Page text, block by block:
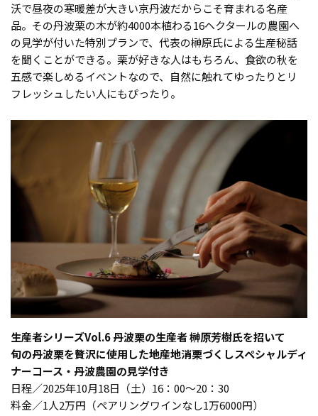
沃で昼夜の寒暖差が大きい京丹波だからこそ育まれる名産
品。その丹波栗の木が約4000本植わる16ヘクタールの農園へ
の見学が付いた特別プランで、代表の榊原氏による生産秘話
を聞くことができる。栗が好きな人はもちろん、食欲の秋を
五感で楽しめるイベントなので、自然に触れてゆったりとリ
フレッシュしたい人にもぴったり。
生産者シリーズVol.6 丹波栗の生産者 榊原芳樹氏を招いて
旬の丹波栗を贅沢に使用した地産地消栗づくしスペシャルディ
ナーコース・丹波農園の見学付き
日程／2025年10月18日（土）16：00～20：30
料金／1人2万円（ペアリングワインなし1万6000円）